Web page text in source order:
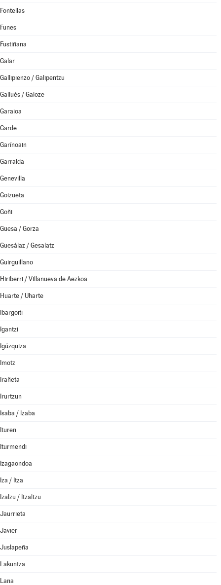
Fontellas
Funes
Fustiñana
Galar
Gallipienzo / Galipentzu
Gallués / Galoze
Garaioa
Garde
Garínoain
Garralda
Genevilla
Goizueta
Goñi
Güesa / Gorza
Guesálaz / Gesalatz
Guirguillano
Hiriberri / Villanueva de Aezkoa
Huarte / Uharte
Ibargoiti
Igantzi
Igúzquiza
Imotz
Irañeta
Irurtzun
Isaba / Izaba
Ituren
Iturmendi
Izagaondoa
Iza / Itza
Izalzu / Itzaltzu
Jaurrieta
Javier
Juslapeña
Lakuntza
Lana